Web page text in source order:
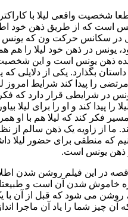
شخصیت واقعی لیلا با
است که از طریق ذهن خود
در سکانس حرکت ون که یونس
یونس در ذهن خود لیلا را هم
ذهن یونس است و این
بگذارد. یکی از دلایلی
را پیدا کند شرایط امروز
در شرایطی قرار دارد که
را پیدا کند و او را برای لیلا
فکر کند که لیلا هم با او
ما از زاویه یک ذهن سالم از
که منطقی برای حضور لیلا
ذهن یونس است.
در این فیلم روشن شدن
خاموش شدن آن است و طبیعتا
روشن می شود که قبل از آن با
آن چیز شما را یاد آن ماجرا